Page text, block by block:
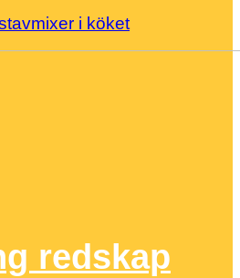
i köket
redskap